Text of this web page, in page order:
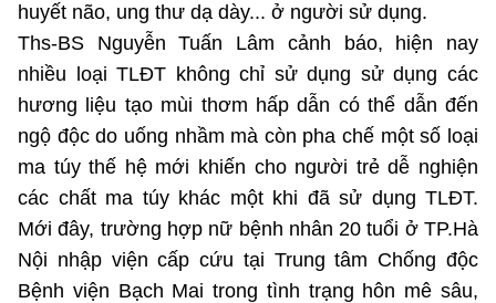
huyết não, ung thư dạ dày... ở người sử dụng.
Ths-BS Nguyễn Tuấn Lâm cảnh báo, hiện nay
nhiều loại TLĐT không chỉ sử dụng sử dụng các
hương liệu tạo mùi thơm hấp dẫn có thể dẫn đến
ngộ độc do uống nhầm mà còn pha chế một số loại
ma túy thế hệ mới khiến cho người trẻ dễ nghiện
các chất ma túy khác một khi đã sử dụng TLĐT.
Mới đây, trường hợp nữ bệnh nhân 20 tuổi ở TP.Hà
Nội nhập viện cấp cứu tại Trung tâm Chống độc
Bệnh viện Bạch Mai trong tình trạng hôn mê sâu,